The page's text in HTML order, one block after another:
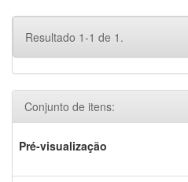
Resultado 1-1 de 1.
Conjunto de itens:
Pré-visualização